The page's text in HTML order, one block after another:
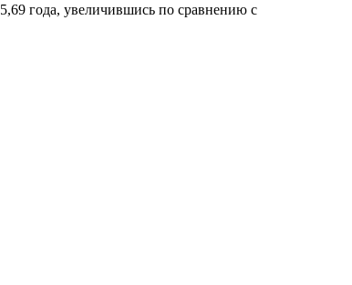
5,69 года, увеличившись по сравнению с